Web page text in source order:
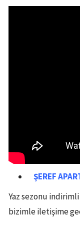
ŞEREF
Yaz sezonu
bizimle iletişime